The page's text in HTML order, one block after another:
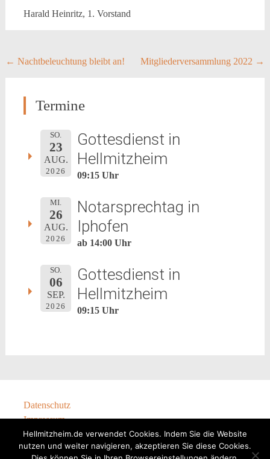
Harald Heinritz, 1. Vorstand
Post
← Nachtbeleuchtung bleibt an! Mitgliederversammlung 2022 →
Termine
SO.
23
AUG.
2026
Gottesdienst in
Hellmitzheim
09:15 Uhr
MI.
26
AUG.
2026
Notarsprechtag in
Iphofen
ab 14:00 Uhr
SO.
06
SEP.
2026
Gottesdienst in
Hellmitzheim
09:15 Uhr
Datenschutz
Impressum
Hellmitzheim.de verwendet Cookies. Indem Sie die Website
nutzen und weiter navigieren, akzeptieren Sie diese Cookies.